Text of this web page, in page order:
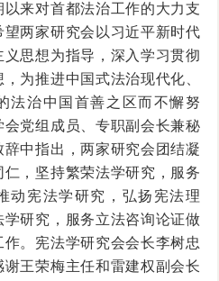
来对首都法治工作的大力支
望两家研究会以习近平新时代
义思想为指导，深入学习贯彻
为推进中国式法治现代化、
法治中国首善之区而不懈努
会党组成员、专职副会长兼秘
中指出，两家研究会团结凝
，坚持繁荣法学研究，服务
动宪法学研究，弘扬宪法理
学研究，服务立法咨询论证做
作。宪法学研究会会长李树忠
王荣梅主任和雷建权副会长